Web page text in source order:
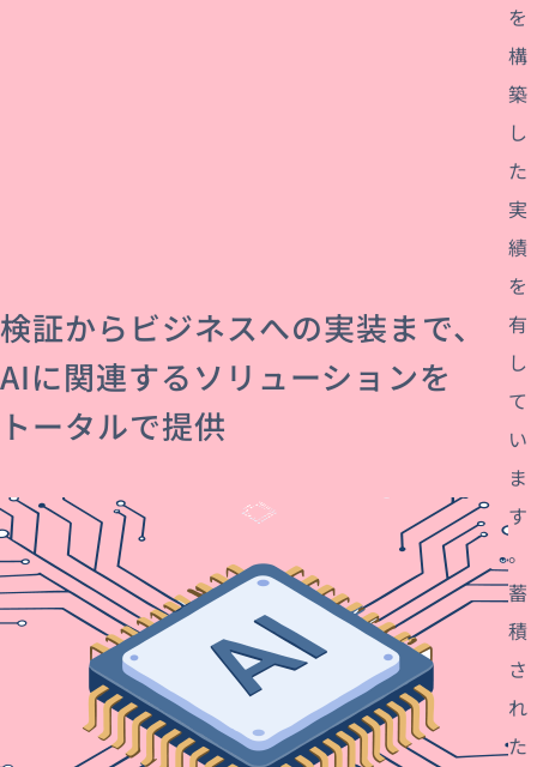
検証からビジネスへの実装まで、
AIに関連するソリューションを
トータルで提供
を
構
築
し
た
実
績
を
有
し
て
い
ま
す
。
蓄
積
さ
れ
た